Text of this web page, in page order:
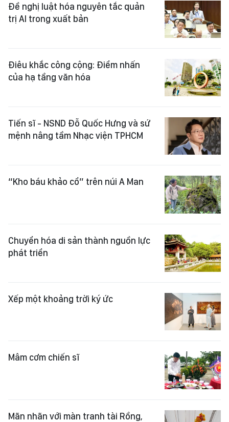
Đề nghị luật hóa nguyên tắc quản
trị AI trong xuất bản
Điêu khắc công cộng: Điểm nhấn
của hạ tầng văn hóa
Tiến sĩ - NSND Đỗ Quốc Hưng và sứ
mệnh nâng tầm Nhạc viện TPHCM
“Kho báu khảo cổ” trên núi A Man
Chuyển hóa di sản thành nguồn lực
phát triển
Xếp một khoảng trời ký ức
Mâm cơm chiến sĩ
Mãn nhãn với màn tranh tài Rồng,